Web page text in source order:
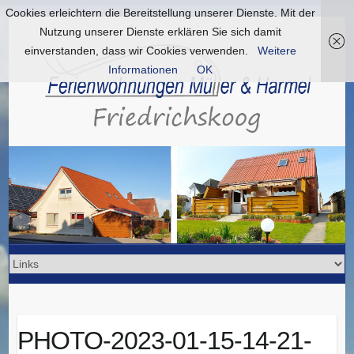
PHOTO-2023-01-15-14-21-
Cookies erleichtern die Bereitstellung unserer Dienste. Mit der
Nutzung unserer Dienste erklären Sie sich damit
einverstanden, dass wir Cookies verwenden.
Weitere
Informationen
OK